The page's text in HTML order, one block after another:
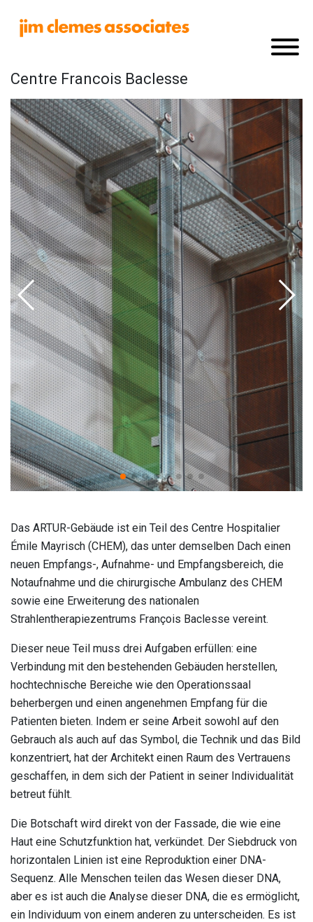
Centre Francois Baclesse
Das ARTUR-Gebäude ist ein Teil des Centre Hospitalier
Émile Mayrisch (CHEM), das unter demselben Dach einen
neuen Empfangs-, Aufnahme- und Empfangsbereich, die
Notaufnahme und die chirurgische Ambulanz des CHEM
sowie eine Erweiterung des nationalen
Strahlentherapiezentrums François Baclesse vereint.
Dieser neue Teil muss drei Aufgaben erfüllen: eine
Verbindung mit den bestehenden Gebäuden herstellen,
hochtechnische Bereiche wie den Operationssaal
beherbergen und einen angenehmen Empfang für die
Patienten bieten. Indem er seine Arbeit sowohl auf den
Gebrauch als auch auf das Symbol, die Technik und das Bild
konzentriert, hat der Architekt einen Raum des Vertrauens
geschaffen, in dem sich der Patient in seiner Individualität
betreut fühlt.
Die Botschaft wird direkt von der Fassade, die wie eine
Haut eine Schutzfunktion hat, verkündet. Der Siebdruck von
horizontalen Linien ist eine Reproduktion einer DNA-
Sequenz. Alle Menschen teilen das Wesen dieser DNA,
aber es ist auch die Analyse dieser DNA, die es ermöglicht,
ein Individuum von einem anderen zu unterscheiden. Es ist